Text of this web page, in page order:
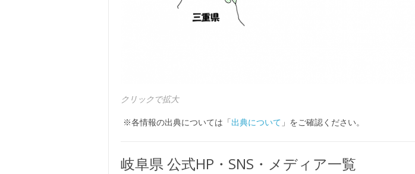
クリックで拡大
※各情報の出典については「出典について 」をご確認ください。
岐阜県 公式HP・SNS・メディア一覧